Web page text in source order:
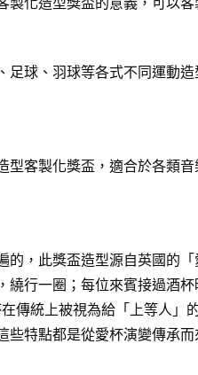
足球、羽球等各式不同運動
型客製化獎盃，適合於各類
的，此獎盃造型源自英國的
繞行一圈；每位來賓接過酒
傳統上被視為給「上等人」
特點都是從愛杯演變傳承